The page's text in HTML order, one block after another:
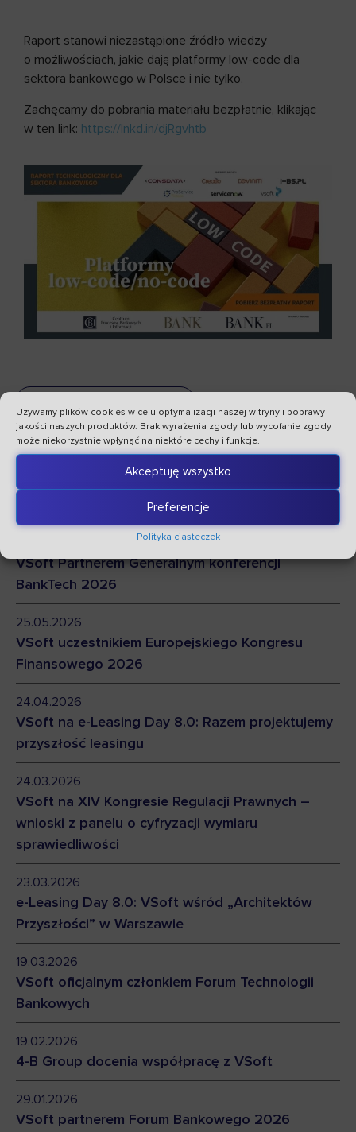
Używamy plików cookies w celu optymalizacji naszej witryny i poprawy
jakości naszych produktów. Brak wyrażenia zgody lub wycofanie zgody
może niekorzystnie wpłynąć na niektóre cechy i funkcje.
Akceptuję wszystko
Preferencje
Polityka ciasteczek
PRZECZYTAJ TAKŻE
27.07.2026
VSoftTeam świętuje 30-lecie w Beskidach
VSoft Partnerem Generalnym konferencji
BankTech 2026
25.05.2026
VSoft uczestnikiem Europejskiego Kongresu
Finansowego 2026
24.04.2026
VSoft na e-Leasing Day 8.0: Razem projektujemy
przyszłość leasingu
24.03.2026
VSoft na XIV Kongresie Regulacji Prawnych –
wnioski z panelu o cyfryzacji wymiaru
sprawiedliwości
23.03.2026
e-Leasing Day 8.0: VSoft wśród „Architektów
Przyszłości” w Warszawie
19.03.2026
VSoft oficjalnym członkiem Forum Technologii
Bankowych
19.02.2026
4-B Group docenia współpracę z VSoft
29.01.2026
VSoft partnerem Forum Bankowego 2026
Raport stanowi niezastąpione źródło wiedzy
o możliwościach, jakie dają platformy low-code dla
sektora bankowego w Polsce i nie tylko.
Zachęcamy do pobrania materiału bezpłatnie, klikając
w ten link: https://lnkd.in/djRgvhtb